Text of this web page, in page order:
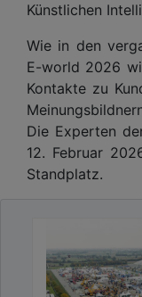
Künstlichen
Wie in den
E-world 2026
Kontakte zu
Die Experten
12. Februar
Standplatz.